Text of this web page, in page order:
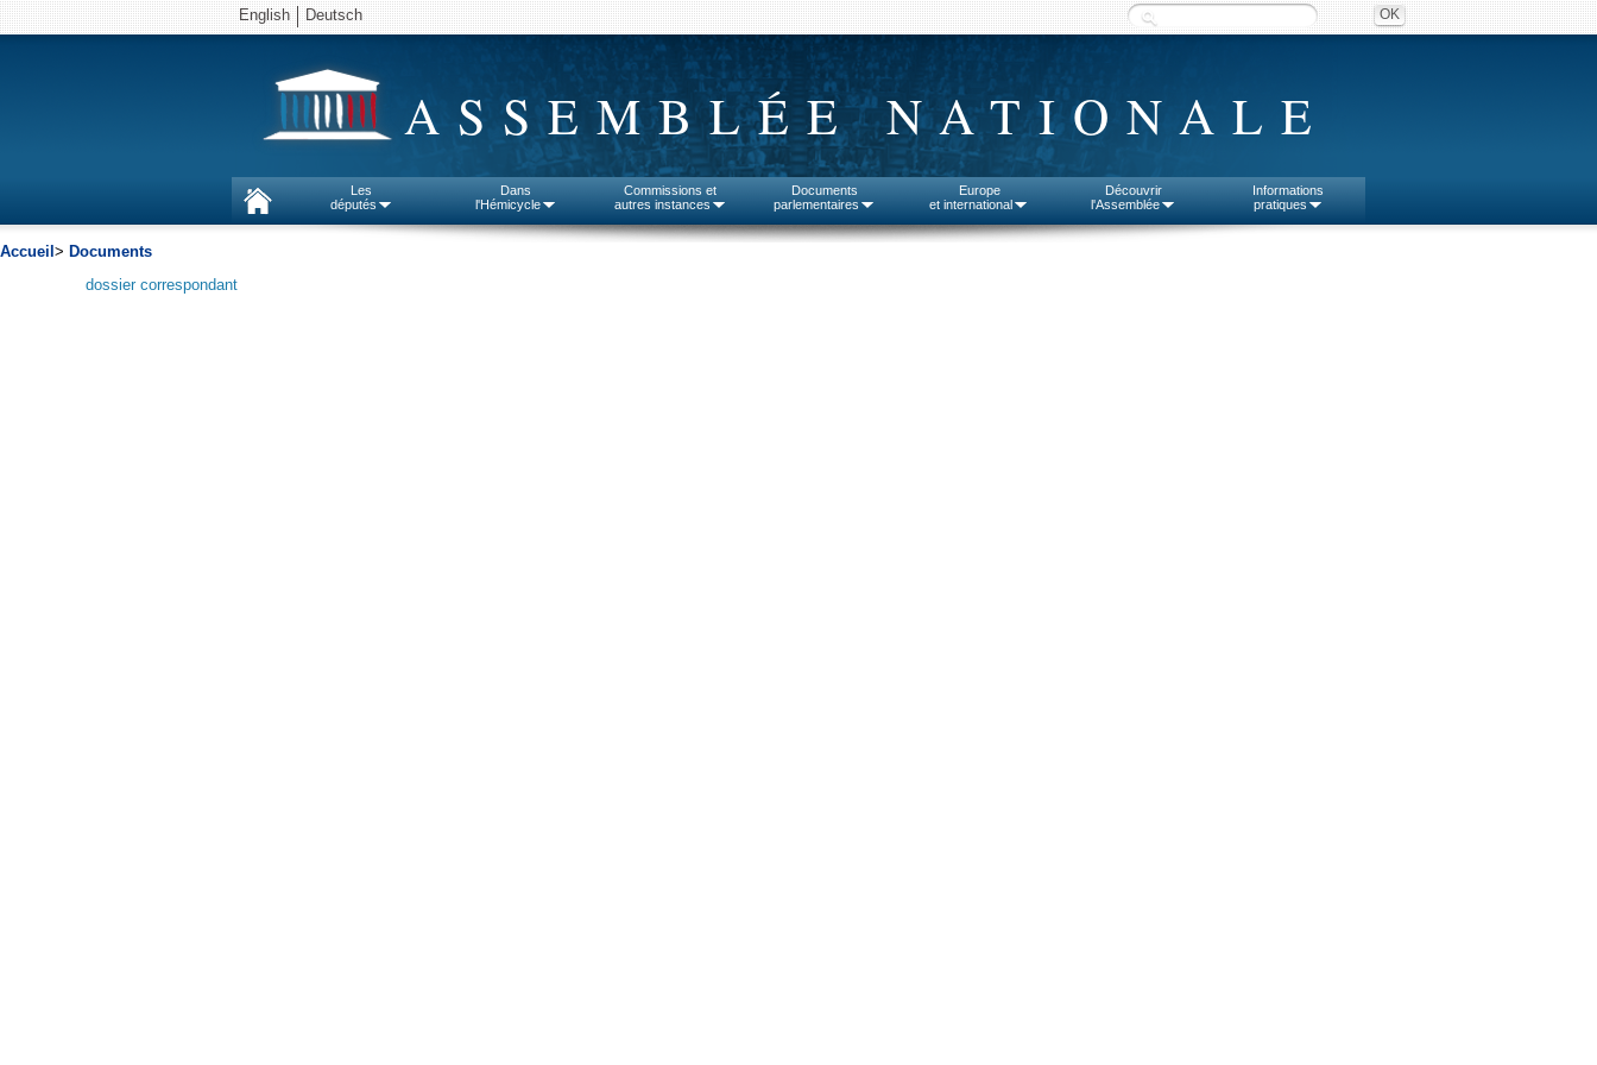
English Deutsch
ASSEMBLÉE NATIONALE
Les
députés
Dans
l'Hémicycle
Commissions et
autres instances
Documents
parlementaires
Europe
et international
Découvrir
l'Assemblée
Informations
pratiques
Accueil > Documents
dossier correspondant